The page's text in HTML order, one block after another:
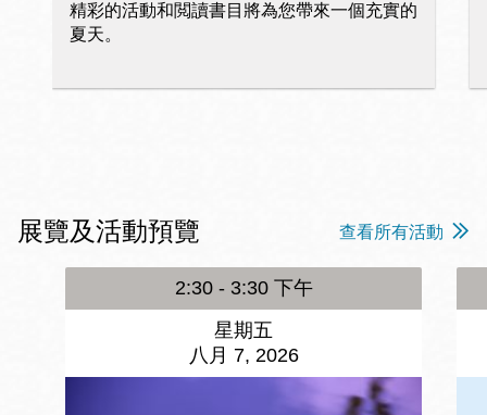
精彩的活動和閲讀書目將為您帶來一個充實的
夏天。
展覽及活動預覽 查看所有活動
2:30 - 3:30 下午
星期五
八月 7, 2026